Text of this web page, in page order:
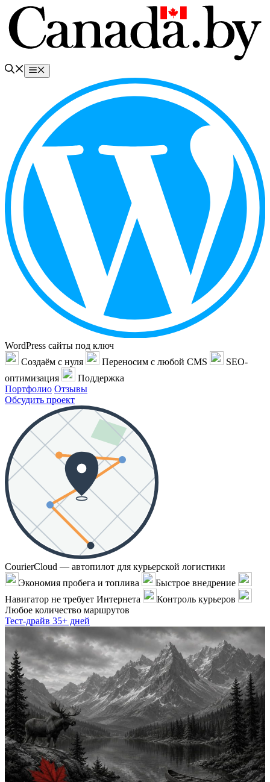
Перейти
содержимому
Меню
WordPress сайты под ключ
Создаём с нуля
Переносим с любой CMS
SEO-
оптимизация
Поддержка
Портфолио Отзывы
Обсудить проект
CourierCloud — автопилот для курьерской логистики
Экономия пробега и топлива
Быстрое внедрение
Навигатор не требует Интернета
Контроль курьеров
Любое количество маршрутов
Тест-драйв 35+ дней